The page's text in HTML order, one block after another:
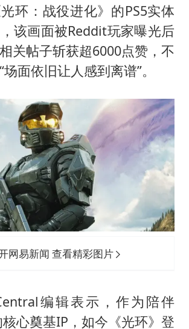
环：战役进化》的PS5实体
该画面被Reddit玩家曝光后
关帖子斩获超6000点赞，不
面依旧让人感到离谱”。
网易新闻 查看精彩图片
编辑表示，作为陪伴
心奠基IP，如今《光环》登